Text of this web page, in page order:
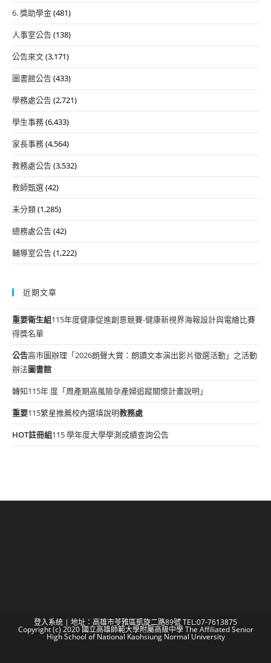
6. 獎助學金(481)
人事室公告(138)
公告來文(3,171)
圖書館公告(433)
學務處公告(2,721)
學生事務(6,433)
家長事務(4,564)
教務處公告(3,532)
教師甄選(42)
未分類(1,285)
總務處公告(42)
輔導室公告(1,222)
近期文章
重要衛生組115年度健康促進創意競賽-健康新視界海報設計與電繪比賽
得獎名單
公告高市圖辦理「2026朗聲大賞：朗讀文本演出影片徵選活動」之活動
辦法圖書館
轉知115年 度「周產期高風險孕產婦追蹤關懷計畫說明」
重要115繁星推薦校內選填說明教務處
HOT註冊組115 學年度大學學測成績查詢公告
登入系統 | 地址：高雄市苓雅區凱旋二路89號 TEL:07-7613875
Copyright (c) 2020 國立高雄師範大學附屬高級中學 The Affiliated Senior
High School of National Kaohsiung Normal University